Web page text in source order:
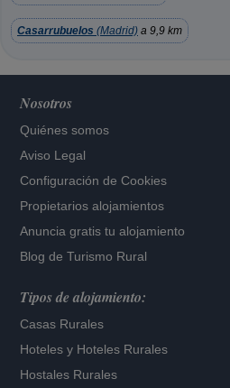
Casarrubuelos (Madrid) a 9,9 km
Nosotros
Quiénes somos
Aviso Legal
Configuración de Cookies
Propietarios alojamientos
Anuncia gratis tu alojamiento
Blog de Turismo Rural
Tipos de alojamiento:
Casas Rurales
Hoteles y Hoteles Rurales
Hostales Rurales